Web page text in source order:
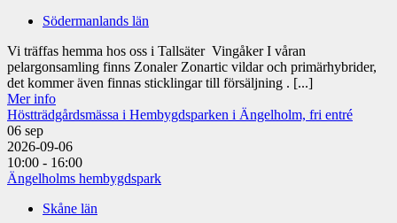
Södermanlands län
Vi träffas hemma hos oss i Tallsäter Vingåker I våran
pelargonsamling finns Zonaler Zonartic vildar och primärhybrider,
det kommer även finnas sticklingar till försäljning . [...]
Mer info
Höstträdgårdsmässa i Hembygdsparken i Ängelholm, fri entré
06 sep
2026-09-06
10:00 - 16:00
Ängelholms hembygdspark
Skåne län